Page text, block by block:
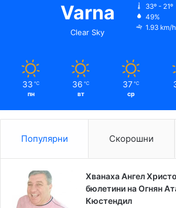
Varna
Clear Sky
33º - 21º
49%
1.93 km/h
33 ℃
пн
36 ℃
вт
37 ℃
ср
Популярни Скорошни
Хванаха Ангел
бюлетини на Огнян
Кюстендил